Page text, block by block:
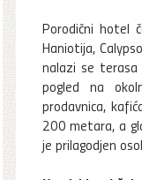
Porodični hotel
Haniotija,
nalazi se terasa
pogled na
prodavnica,
200 metara, a
je prilagodjen